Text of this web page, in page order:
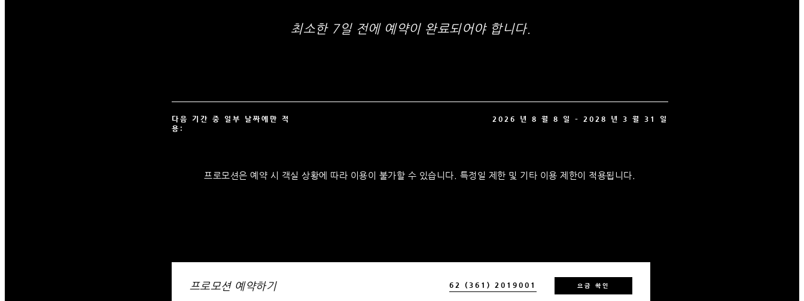
최소한 7일 전에 예약이 완료되어야 합니다.
다음 기간 중 일부 날짜에만 적
용:
2026 년 8 월 8 일 – 2028 년 3 월 31 일
프로모션은 예약 시 객실 상황에 따라 이용이 불가할 수 있습니다. 특정일 제한 및 기타 이용 제한이 적용됩니다.
프로모션 예약하기 62 (361) 2019001 요금 확인